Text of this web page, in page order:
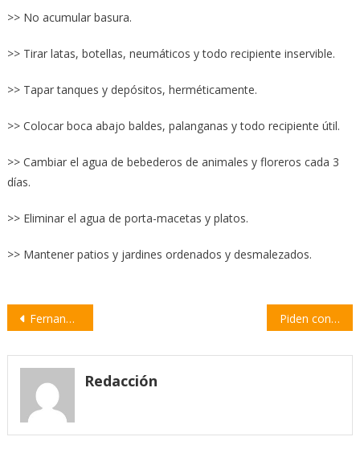
>> No acumular basura.
>> Tirar latas, botellas, neumáticos y todo recipiente inservible.
>> Tapar tanques y depósitos, herméticamente.
>> Colocar boca abajo baldes, palanganas y todo recipiente útil.
>> Cambiar el agua de bebederos de animales y floreros cada 3
días.
>> Eliminar el agua de porta-macetas y platos.
>> Mantener patios y jardines ordenados y desmalezados.
Navegación
entradas
Fernando Mazziotta: “Lamentamos que Nación se corra de su responsabilidad de combatir el narcotráfico” Piden convocar a la Junta Provincial de Seguridad en Rosario
Redacción